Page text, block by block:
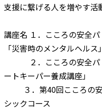
支援に繋げる人を増やす活
講座名 １．こころの安全
「災害時のメンタルヘルス」
２．こころの安全パト
ートキーパー養成講座」
３．第40回こころの安
シックコース